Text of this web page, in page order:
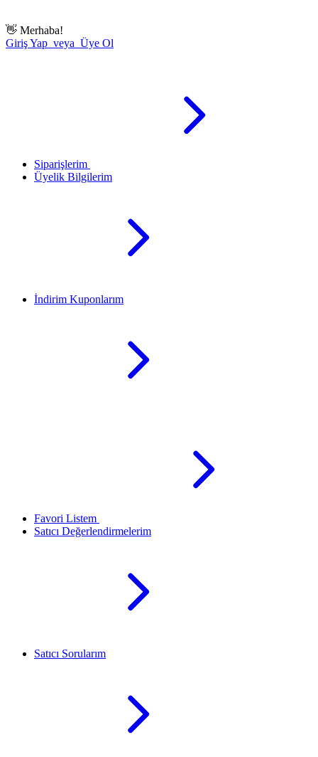
👋 Merhaba!
Giriş Yap veya Üye Ol
Siparişlerim
Üyelik Bilgilerim
İndirim Kuponlarım
Favori Listem
Satıcı Değerlendirmelerim
Satıcı Sorularım